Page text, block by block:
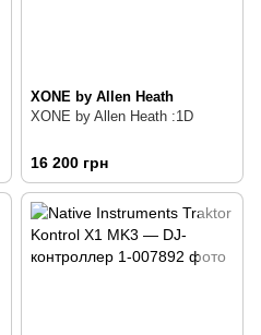
XONE by Allen Heath
XONE by Allen Heath :1D
16 200 грн